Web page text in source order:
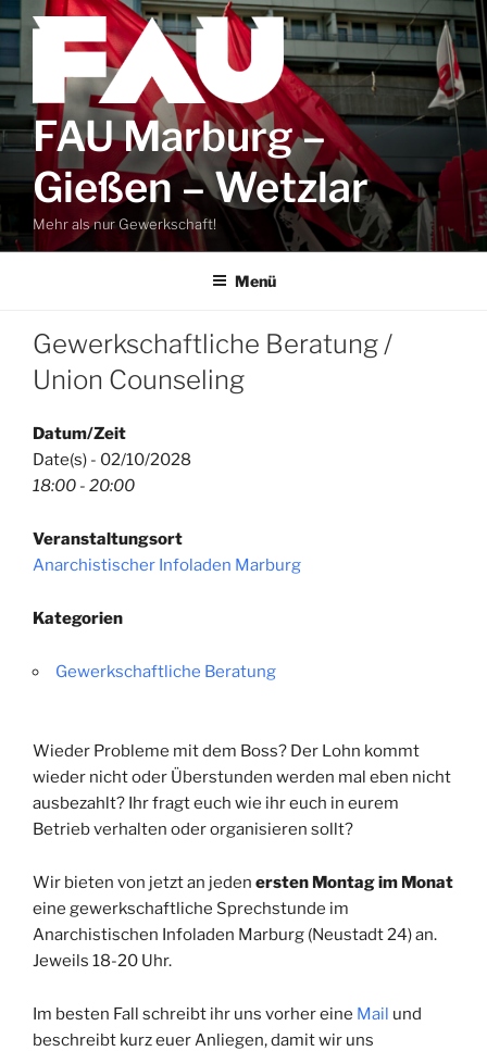
Zum
Inhalt
springen
FAU Marburg –
Gießen – Wetzlar
Mehr als nur Gewerkschaft!
Menü
Gewerkschaftliche Beratung /
Union Counseling
Datum/Zeit
Date(s) - 02/10/2028
18:00 - 20:00
Veranstaltungsort
Anarchistischer Infoladen Marburg
Kategorien
Gewerkschaftliche Beratung
Wieder Probleme mit dem Boss? Der Lohn kommt
wieder nicht oder Überstunden werden mal eben nicht
ausbezahlt? Ihr fragt euch wie ihr euch in eurem
Betrieb verhalten oder organisieren sollt?
Wir bieten von jetzt an jeden ersten Montag im Monat
eine gewerkschaftliche Sprechstunde im
Anarchistischen Infoladen Marburg (Neustadt 24) an.
Jeweils 18-20 Uhr.
Im besten Fall schreibt ihr uns vorher eine Mail und
beschreibt kurz euer Anliegen, damit wir uns